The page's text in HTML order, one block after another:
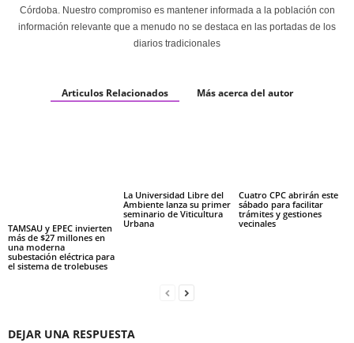
Córdoba. Nuestro compromiso es mantener informada a la población con
información relevante que a menudo no se destaca en las portadas de los
diarios tradicionales
Articulos Relacionados Más acerca del autor
TAMSAU y EPEC invierten
más de $27 millones en
una moderna
subestación eléctrica para
el sistema de trolebuses
La Universidad Libre del
Ambiente lanza su primer
seminario de Viticultura
Urbana
Cuatro CPC abrirán este
sábado para facilitar
trámites y gestiones
vecinales
DEJAR UNA RESPUESTA